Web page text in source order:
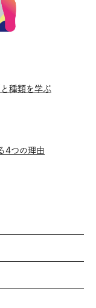
種類を学ぶ
4つの理由